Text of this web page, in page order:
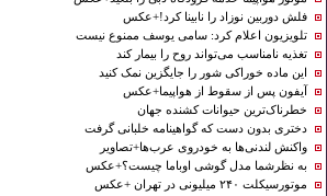
فلش دوربین نوزاد را نابینا کرد!+عکس
تلویزیون اعلام کرد: سامی یوسف ممنوع نیست
تغذیه نامناسب می‌تواند روح را بیمار کند
این ماده خوراکی شور را جایگزین نمک کنید
آیفون پس از سقوط از هواپیما+عکس
خطرناک‌ترین حیوانات کشنده جهان
دختری بدون دست که گواهینامه خلبانی گرفت
واکنش ‌لندنی‌ها به ‌خودروی عرب‌ها+تصاویر
به نظرشما مدل گوشی اوباما چیست؟+عکس
موتورسیکلت ۲۴۰ میلیونی در تهران +عکس